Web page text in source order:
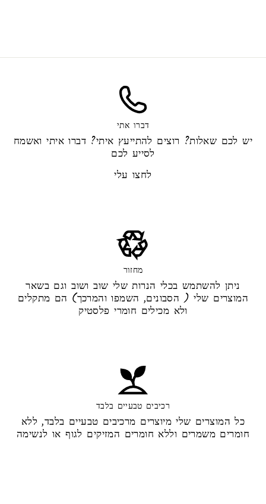
דברו אתי
יש לכם שאלות? רוצים להתייעץ איתי? דברו איתי ואשמח
לסייע לכם
לחצו עלי
מחזור
ניתן להשתמש בכלי הנרות שלי שוב ושוב וגם בשאר
המוצרים שלי ( הסבונים, השמפו והמרכך) הם מתקלים
ולא מכילים חומרי פלסטיק
רכיבים טבעיים בלבד
כל המוצרים שלי מיוצרים מרכיבים טבעיים בלבד, ללא
חומרים משמרים וללא חומרים המזיקים לגוף או לנשימה